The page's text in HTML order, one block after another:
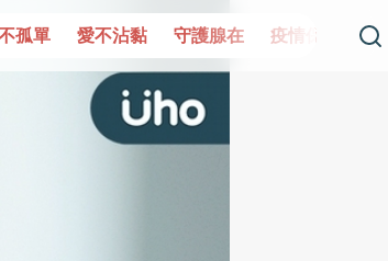
守護腺在 疫情保衛戰 再生醫學 愛的